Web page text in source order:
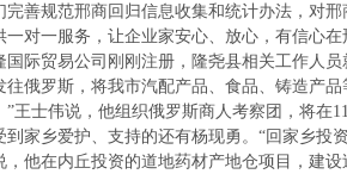
完善规范邢商回归信息收集和统计办法，对
一对一服务，让企业家安心、放心，有信心在
贸易公司刚刚注册，隆尧县相关工作人员
往俄罗斯，将我市汽配产品、食品、铸造产
”王士伟说，他组织俄罗斯商人考察团，将在
乡爱护、支持的还有杨现勇。“回家乡投资
，他在内丘投资的道地药材产地仓项目，建